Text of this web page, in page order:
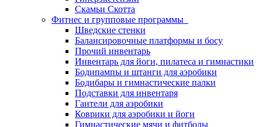
Скамьи Скотта
Фитнес и групповые программы
Шведские стенки
Балансировочные платформы и босу
Прочий инвентарь
Инвентарь для йоги, пилатеса и гимнастики
Бодипампы и штанги для аэробики
Бодибары и гимнастические палки
Подставки для инвентаря
Гантели для аэробики
Коврики для аэробики и йоги
Гимнастические мячи и фитболы